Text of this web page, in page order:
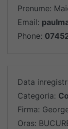
Prenume:
Email:
Phone:
Data
Categoria:
Firma:
Oras: